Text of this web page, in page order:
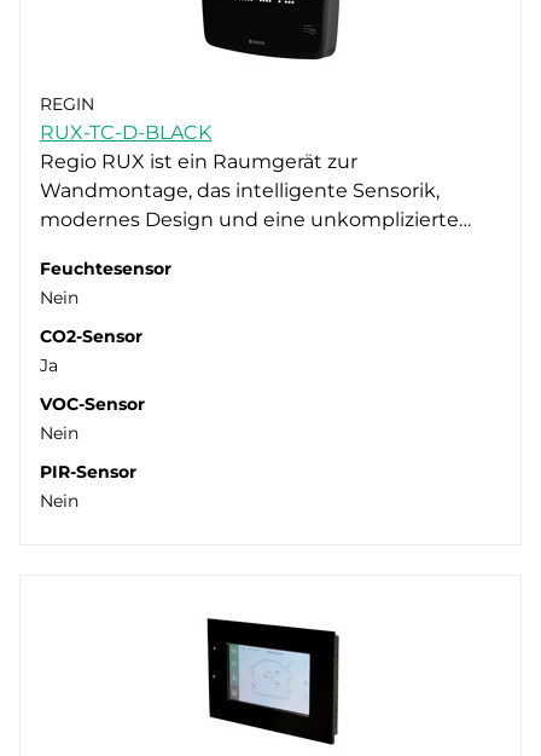
REGIN
RUX-TC-D-BLACK
Regio RUX ist ein Raumgerät zur
Wandmontage, das intelligente Sensorik,
modernes Design und eine unkomplizierte…
Feuchtesensor
Nein
CO2-Sensor
Ja
VOC-Sensor
Nein
PIR-Sensor
Nein